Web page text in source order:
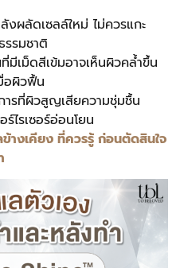
งผลัดเซลล์ใหม่ ไม่ควรแกะ
รมชาติ
มีเม็ดสีเข้มอาจเห็นผิวคล้ำขึ้น
อผิวฟื้น
ารที่ผิวสูญเสียความชุ่มชื้น
ไรเซอร์อ่อนโยน
างเคียง ที่ควรรู้ ก่อนตัดสินใจ